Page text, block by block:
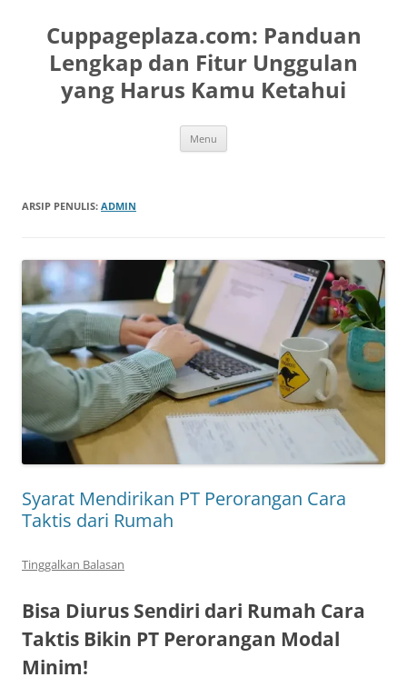
Cuppageplaza.com: Panduan
Lengkap dan Fitur Unggulan
yang Harus Kamu Ketahui
Menu
ARSIP PENULIS: ADMIN
Syarat Mendirikan PT Perorangan Cara
Taktis dari Rumah
Tinggalkan Balasan
Bisa Diurus Sendiri dari Rumah Cara
Taktis Bikin PT Perorangan Modal
Minim!